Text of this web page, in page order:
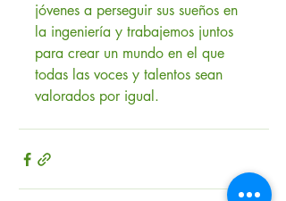
jóvenes a perseguir sus sueños en
la ingeniería y trabajemos juntos
para crear un mundo en el que
todas las voces y talentos sean
valorados por igual.